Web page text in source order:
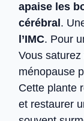
apaise les
cérébral .
l’IMC. Pour
Vous
ménopause
Cette plante
et restaurer